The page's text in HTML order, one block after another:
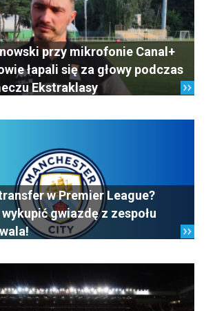
przy mikrofonie Canal+
łapali się za głowy podczas
Ekstraklasy
w Premier League?
gwiazdę z zespołu